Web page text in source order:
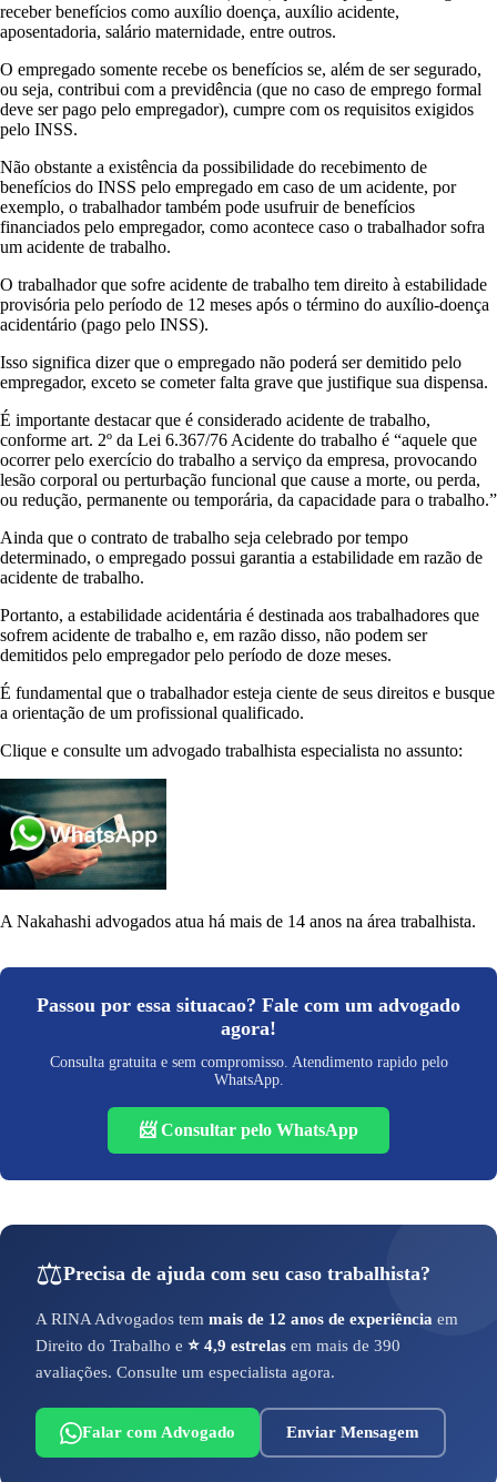
receber benefícios como auxílio doença, auxílio acidente,
aposentadoria, salário maternidade, entre outros.
O empregado somente recebe os benefícios se, além de ser segurado,
ou seja, contribui com a previdência (que no caso de emprego formal
deve ser pago pelo empregador), cumpre com os requisitos exigidos
pelo INSS.
Não obstante a existência da possibilidade do recebimento de
benefícios do INSS pelo empregado em caso de um acidente, por
exemplo, o trabalhador também pode usufruir de benefícios
financiados pelo empregador, como acontece caso o trabalhador sofra
um acidente de trabalho.
O trabalhador que sofre acidente de trabalho tem direito à estabilidade
provisória pelo período de 12 meses após o término do auxílio-doença
acidentário (pago pelo INSS).
Isso significa dizer que o empregado não poderá ser demitido pelo
empregador, exceto se cometer falta grave que justifique sua dispensa.
É importante destacar que é considerado acidente de trabalho,
conforme art. 2º da Lei 6.367/76 Acidente do trabalho é “aquele que
ocorrer pelo exercício do trabalho a serviço da empresa, provocando
lesão corporal ou perturbação funcional que cause a morte, ou perda,
ou redução, permanente ou temporária, da capacidade para o trabalho.”
Ainda que o contrato de trabalho seja celebrado por tempo
determinado, o empregado possui garantia a estabilidade em razão de
acidente de trabalho.
Portanto, a estabilidade acidentária é destinada aos trabalhadores que
sofrem acidente de trabalho e, em razão disso, não podem ser
demitidos pelo empregador pelo período de doze meses.
É fundamental que o trabalhador esteja ciente de seus direitos e busque
a orientação de um profissional qualificado.
Clique e consulte um advogado trabalhista especialista no assunto:
A Nakahashi advogados atua há mais de 14 anos na área trabalhista.
Passou por essa situacao? Fale com um advogado
agora!
Consulta gratuita e sem compromisso. Atendimento rapido pelo
WhatsApp.
📨 Consultar pelo WhatsApp
⚖️Precisa de ajuda com seu caso trabalhista?
A RINA Advogados tem mais de 12 anos de experiência em
Direito do Trabalho e ⭐ 4,9 estrelas em mais de 390
avaliações. Consulte um especialista agora.
Falar com Advogado Enviar Mensagem